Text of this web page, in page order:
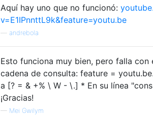
Aquí hay uno que no funcionó:
v=E1IPnnttL9k&feature=youtu.be
andrebola
Esto funciona muy bien, pero falla con
cadena de consulta: feature =
a [? = & +% \ W - \.] * En su línea
¡Gracias!
— Mei Gwilym